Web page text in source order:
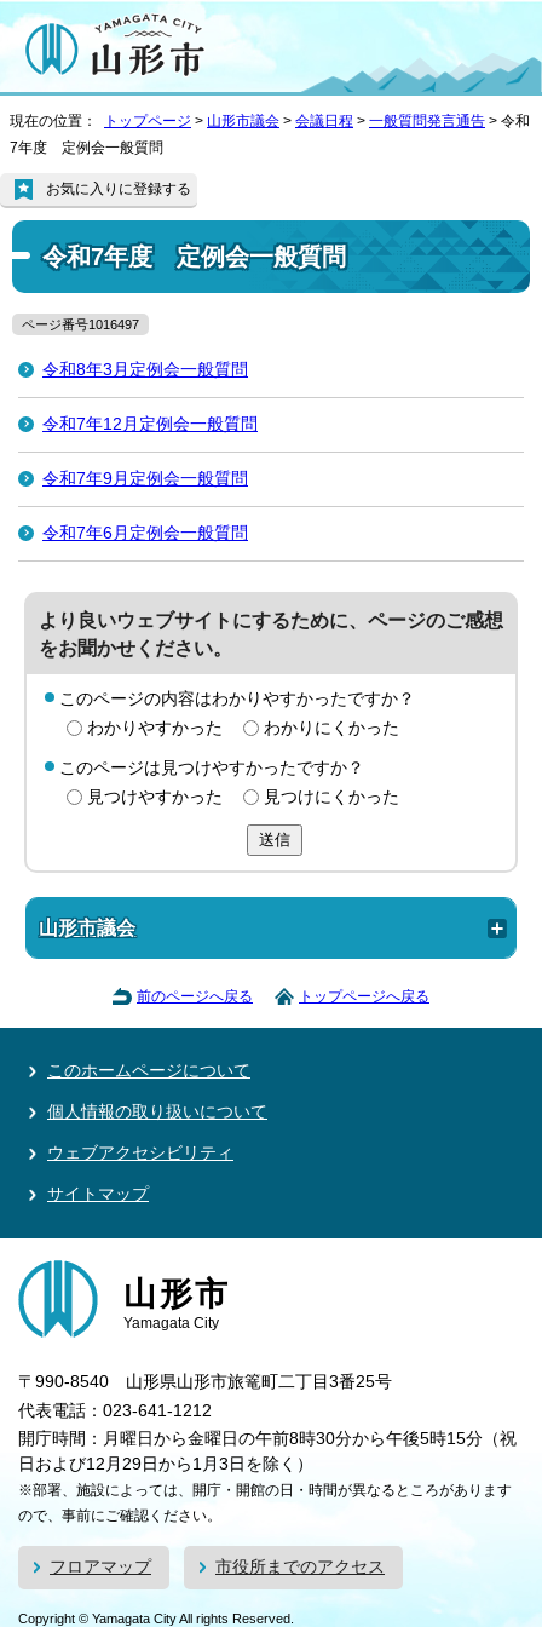
現在の位置： トップページ > 山形市議会 > 会議日程 > 一般質問発言通告 > 令和
7年度 定例会一般質問
令和7年度 定例会一般質問
お気に入りに登録する
ページ番号1016497
令和8年3月定例会一般質問
令和7年12月定例会一般質問
令和7年9月定例会一般質問
令和7年6月定例会一般質問
より良いウェブサイトにするために、ページのご感想
をお聞かせください。
このページの内容はわかりやすかったですか？
わかりやすかった
わかりにくかった
このページは見つけやすかったですか？
見つけやすかった
見つけにくかった
送信
山形市議会
前のページへ戻る トップページへ戻る
このホームページについて
個人情報の取り扱いについて
ウェブアクセシビリティ
サイトマップ
山形市
Yamagata City
〒990-8540 山形県山形市旅篭町二丁目3番25号
代表電話：023-641-1212
開庁時間：月曜日から金曜日の午前8時30分から午後5時15分（祝
日および12月29日から1月3日を除く）
※部署、施設によっては、開庁・開館の日・時間が異なるところがあります
ので、事前にご確認ください。
フロアマップ 市役所までのアクセス
Copyright © Yamagata City All rights Reserved.